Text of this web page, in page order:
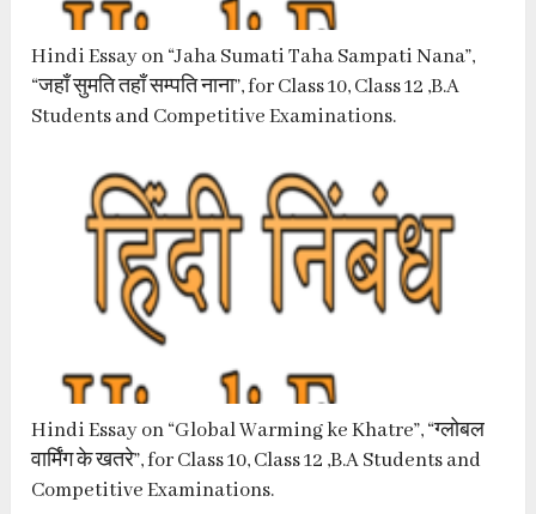
Hindi Essay on “Jaha Sumati Taha Sampati Nana”,
“जहाँ सुमति तहाँ सम्पति नाना”, for Class 10, Class 12 ,B.A
Students and Competitive Examinations.
Hindi Essay on “Global Warming ke Khatre”, “ग्लोबल
वार्मिंग के खतरे”, for Class 10, Class 12 ,B.A Students and
Competitive Examinations.